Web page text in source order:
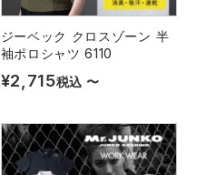
ジーベック クロスゾーン 半
袖ポロシャツ 6110
¥2,715税込 〜